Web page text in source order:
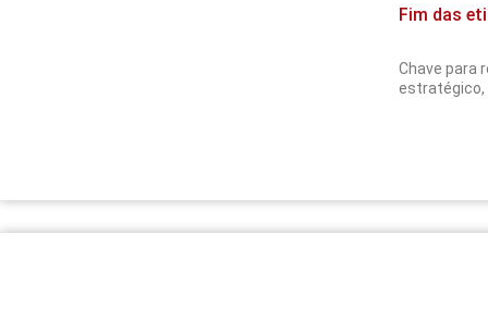
Fim das
Chave para
estratégico,